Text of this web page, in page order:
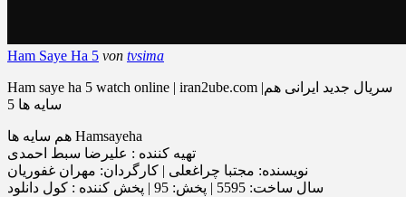
Ham Saye Ha 5 von tvsima
Ham saye ha 5 watch online | iran2ube.com |سریال جدید ایرانی هم
سایه ها 5
هم سایه ها Hamsayeha
تهیه‌ کننده : علیرضا سبط احمدی
نویسنده: مجتبا چراغعلی | کارگردان: مهران غفوریان
سال ساخت: 5595 | پخش: 95 | پخش کننده : کول دانلود